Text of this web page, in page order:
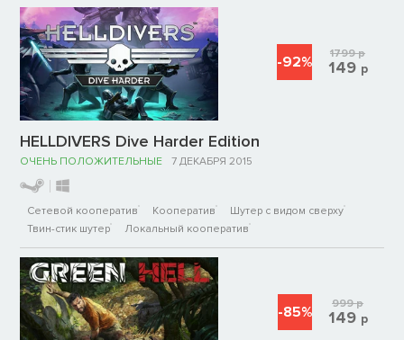
HELLDIVERS Dive Harder Edition
ОЧЕНЬ ПОЛОЖИТЕЛЬНЫЕ 7 ДЕКАБРЯ 2015
Сетевой кооператив Кооператив
Шутер с видом сверху
Твин-стик шутер
Локальный кооператив
-92% 1799р
149 р
-85% 999р
149 р